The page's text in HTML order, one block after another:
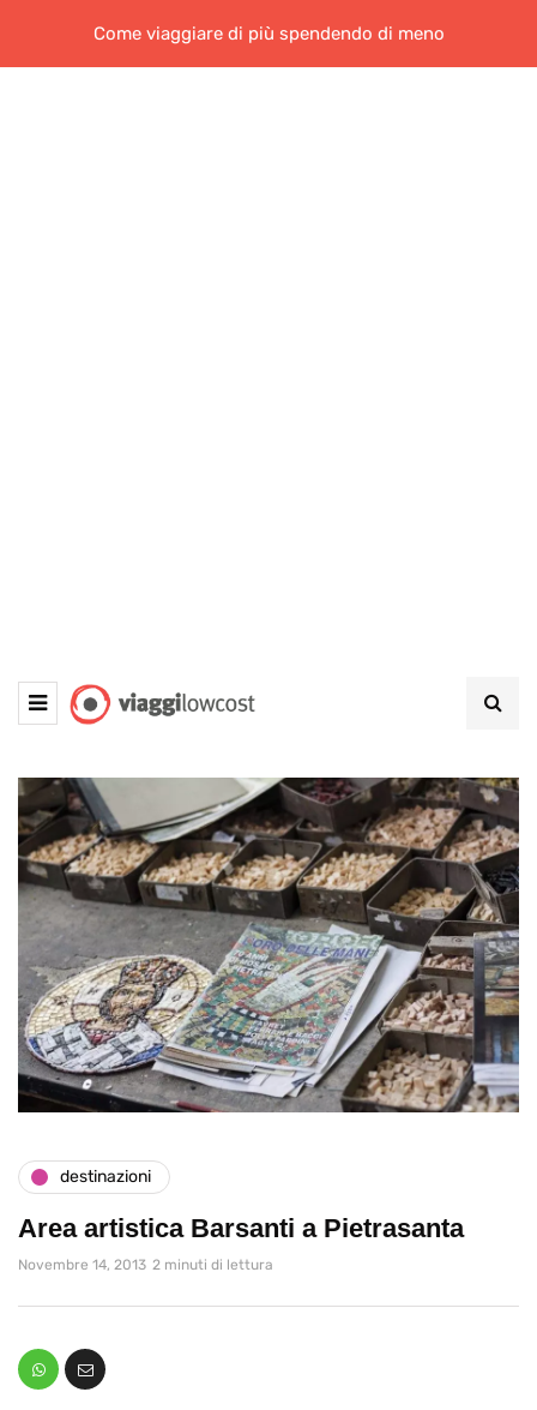
Come viaggiare di più spendendo di meno
destinazioni
Area artistica Barsanti a Pietrasanta
Novembre 14, 2013 2 minuti di lettura